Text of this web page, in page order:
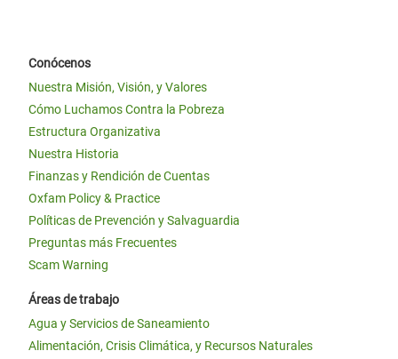
Conócenos
Nuestra Misión, Visión, y Valores
Cómo Luchamos Contra la Pobreza
Estructura Organizativa
Nuestra Historia
Finanzas y Rendición de Cuentas
Oxfam Policy & Practice
Políticas de Prevención y Salvaguardia
Preguntas más Frecuentes
Scam Warning
Áreas de trabajo
Agua y Servicios de Saneamiento
Alimentación, Crisis Climática, y Recursos Naturales